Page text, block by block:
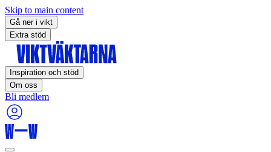
Skip to main content
Gå ner i vikt
Extra stöd
Inspiration och stöd
Om oss
Bli medlem